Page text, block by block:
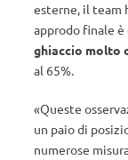
esterne, il team
approdo finale
ghiaccio molto
al 65%.
«Queste
un paio di
numerose